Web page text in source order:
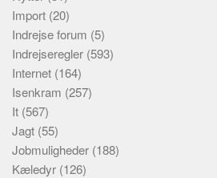
Import (20)
Indrejse forum (5)
Indrejseregler (593)
Internet (164)
Isenkram (257)
It (567)
Jagt (55)
Jobmuligheder (188)
Kæledyr (126)